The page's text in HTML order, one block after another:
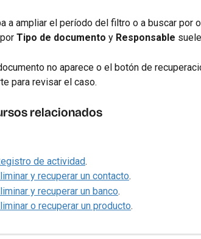
a ampliar el período del filtro o a buscar por
Tipo de documento y Responsable
no aparece o el botón de
para revisar el caso.
relacionados
de actividad.
y recuperar un contacto.
y recuperar un banco.
o recuperar un producto.